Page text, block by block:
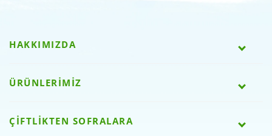
HAKKIMIZDA
ÜRÜNLERİMİZ
ÇİFTLİKTEN SOFRALARA